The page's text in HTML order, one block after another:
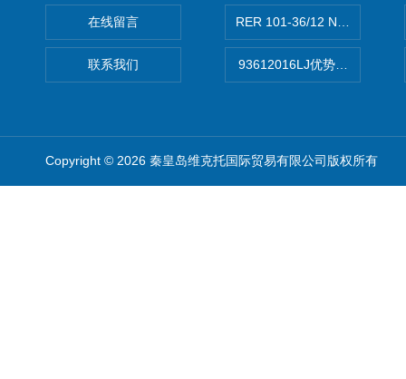
在线留言
联系我们
RER 101-36/12 NHH离心
93612016LJ优势供应美国
Copyright © 2026 秦皇岛维克托国际贸易有限公司版权所有